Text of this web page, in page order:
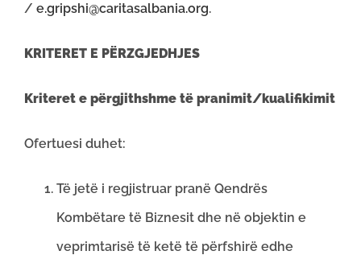
/ e.gripshi@caritasalbania.org.
KRITERET E PËRZGJEDHJES
Kriteret e përgjithshme të pranimit/kualifikimit
Ofertuesi duhet:
Të jetë i regjistruar pranë Qendrës
Kombëtare të Biznesit dhe në objektin e
veprimtarisë të ketë të përfshirë edhe